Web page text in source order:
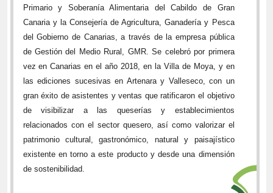
Primario y Soberanía Alimentaria del Cabildo de Gran
Canaria y la Consejería de Agricultura, Ganadería y Pesca
del Gobierno de Canarias, a través de la empresa pública
de Gestión del Medio Rural, GMR. Se celebró por primera
vez en Canarias en el año 2018, en la Villa de Moya, y en
las ediciones sucesivas en Artenara y Valleseco, con un
gran éxito de asistentes y ventas que ratificaron el objetivo
de visibilizar a las queserías y establecimientos
relacionados con el sector quesero, así como valorizar el
patrimonio cultural, gastronómico, natural y paisajístico
existente en torno a este producto y desde una dimensión
de sostenibilidad.